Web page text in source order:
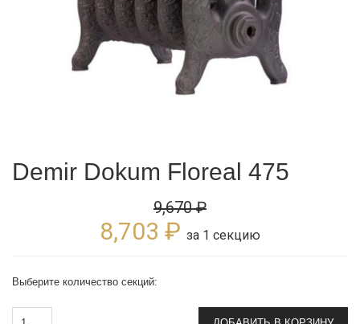
Demir Dokum Floreal 475
9,670₽
8,703 ₽ за 1 секцию
Выберите количество секций: